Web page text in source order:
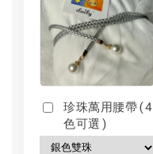
珍珠萬用腰帶(4
色可選)